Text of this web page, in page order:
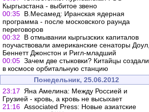
Кыргызстана - выбитое звено
00:35 В.Месамед: Иранская ядерная
программа - после московского раунда
переговоров
00:32
В отмывании кыргызских капиталов
поучаствовали американские сенаторы Доул,
Беннетт Джонстон и Ригл-младший
00:05 Зачем две стыковки? Китайцы создали
в космосе орбитальную станцию
Понедельник, 25.06.2012
23:17
Яна Амелина: Между Россией и
Грузией - кровь, а кровь не высыхает
21:16 Associated Press: Новые азиатские